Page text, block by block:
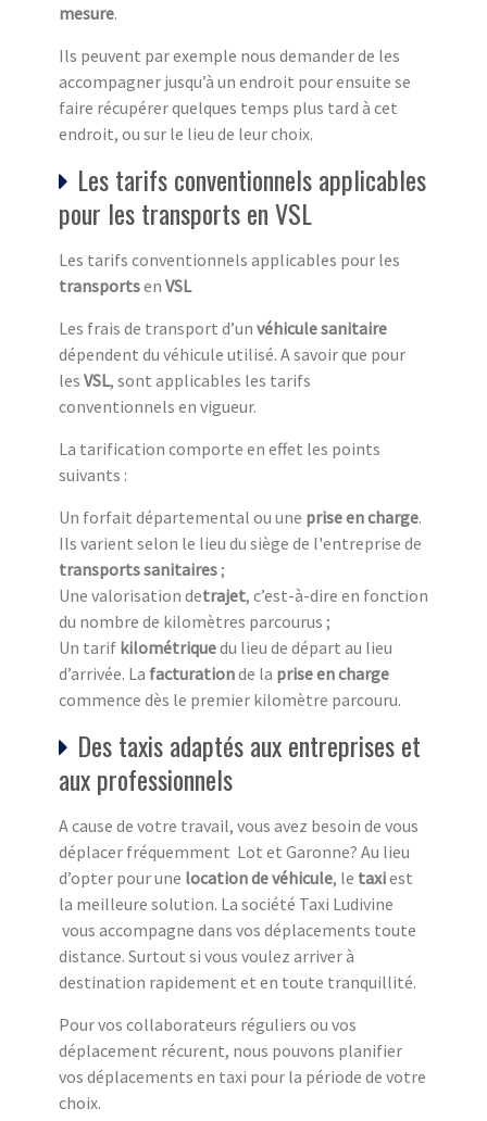
mesure.
Ils peuvent par exemple nous demander de les
accompagner jusqu’à un endroit pour ensuite se
faire récupérer quelques temps plus tard à cet
endroit, ou sur le lieu de leur choix.
Les tarifs conventionnels applicables
pour les transports en VSL
Les tarifs conventionnels applicables pour les
transportsen VSL
Les frais de transport d’un véhicule sanitaire
dépendent du véhicule utilisé. A savoir que pour
les VSL, sont applicables les tarifs
conventionnels en vigueur.
La tarification comporte en effet les points
suivants :
Un forfait départemental ou une prise en charge.
Ils varient selon le lieu du siège de l'entreprise de
transports sanitaires;
Une valorisation detrajet, c’est-à-dire en fonction
du nombre de kilomètres parcourus ;
Un tarif kilométriquedu lieu de départ au lieu
d’arrivée. La facturationde la prise en charge
commence dès le premier kilomètre parcouru.
Des taxis adaptés aux entreprises et
aux professionnels
A cause de votre travail, vous avez besoin de vous
déplacer fréquemment Lot et Garonne? Au lieu
d’opter pour une location de véhicule, le taxiest
la meilleure solution. La société Taxi Ludivine
vous accompagne dans vos déplacements toute
distance. Surtout si vous voulez arriver à
destination rapidement et en toute tranquillité.
Pour vos collaborateurs réguliers ou vos
déplacement récurent, nous pouvons planifier
vos déplacements en taxi pour la période de votre
choix.